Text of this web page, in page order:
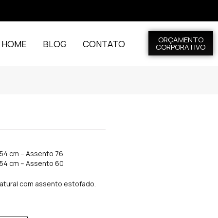
BLOG CONTATO ORÇAMENTO
CORPORATIVO
cm – Assento 76
cm – Assento 60
com assento estofado.